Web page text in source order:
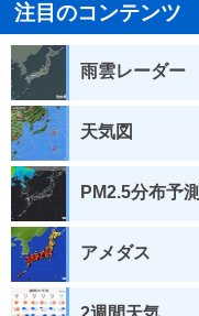
注目のコンテンツ
雨雲レーダー
天気図
PM2.5分布予測
アメダス